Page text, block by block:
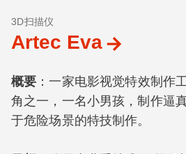
3D扫描仪
Artec Eva
概要 ：一家电影视觉特效制作
角之一，一名小男孩，制作逼
于危险场景的特技制作。